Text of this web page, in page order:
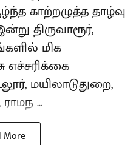
காற்றழுத்த தாழ்வு
திருவாரூர்,
மிக
மயிலாடுதுறை,
...
More